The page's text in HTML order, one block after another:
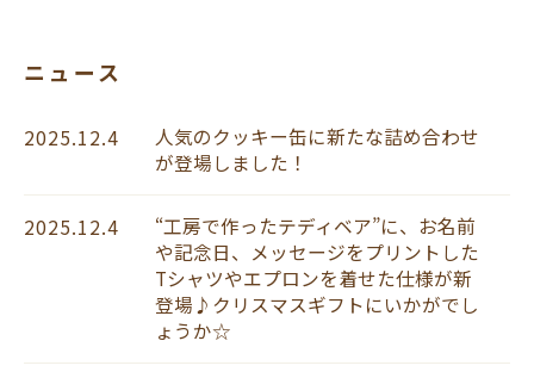
ニュース
2025.12.4
人気のクッキー缶に新たな詰め合わせ
が登場しました！
2025.12.4
“工房で作ったテディベア”に、お名前
や記念日、メッセージをプリントした
Tシャツやエプロンを着せた仕様が新
登場♪クリスマスギフトにいかがでし
ょうか☆